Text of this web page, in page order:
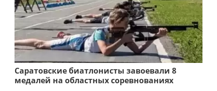
Саратовские биатлонисты завоевали 8
медалей на областных соревнованиях